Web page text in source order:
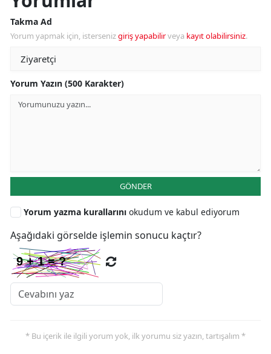
Takma Ad
Yorum yapmak için, istersenizgiriş yapabilirveya kayıt olabilirsiniz.
Yorum Yazın (500 Karakter)
GÖNDER
Yorum yazma kurallarını okudum ve kabul ediyorum
Aşağıdaki görselde işlemin sonucu kaçtır?
* Bu içerik ile ilgili yorum yok, ilk yorumu siz yazın, tartışalım *